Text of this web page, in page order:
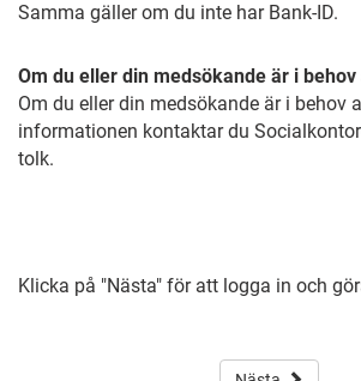
Samma gäller om du inte har Bank-ID.
Om du eller din medsökande är i
Om du eller din medsökande är i behov
informationen kontaktar du
tolk.
Klicka på "Nästa" för att logga in och